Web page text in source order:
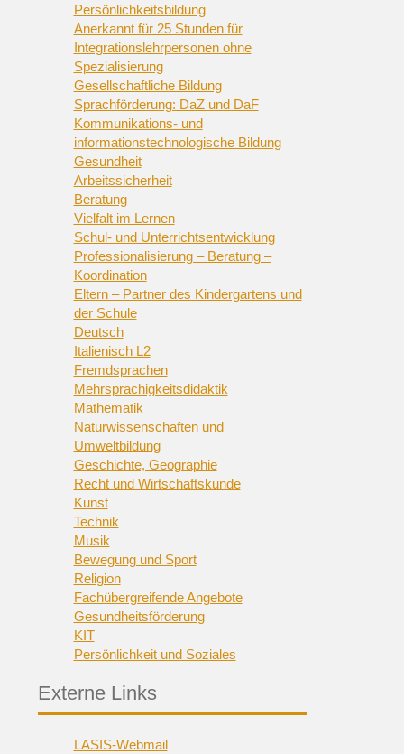
Persönlichkeitsbildung
Anerkannt für 25 Stunden für
Integrationslehrpersonen ohne
Spezialisierung
Gesellschaftliche Bildung
Sprachförderung: DaZ und DaF
Kommunikations- und
informationstechnologische Bildung
Gesundheit
Arbeitssicherheit
Beratung
Vielfalt im Lernen
Schul- und Unterrichtsentwicklung
Professionalisierung – Beratung –
Koordination
Eltern – Partner des Kindergartens und
der Schule
Deutsch
Italienisch L2
Fremdsprachen
Mehrsprachigkeitsdidaktik
Mathematik
Naturwissenschaften und
Umweltbildung
Geschichte, Geographie
Recht und Wirtschaftskunde
Kunst
Technik
Musik
Bewegung und Sport
Religion
Fachübergreifende Angebote
Gesundheitsförderung
KIT
Persönlichkeit und Soziales
Externe Links
LASIS-Webmail